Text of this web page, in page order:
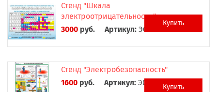
Стенд "Шкала
электроотрицательности"
3000 руб. Артикул: Э0015
Купить
Стенд "Электробезопасность"
1600 руб. Артикул: Э0016 Купить